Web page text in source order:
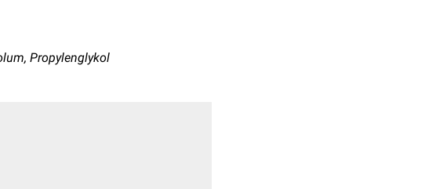
Propylenglykol